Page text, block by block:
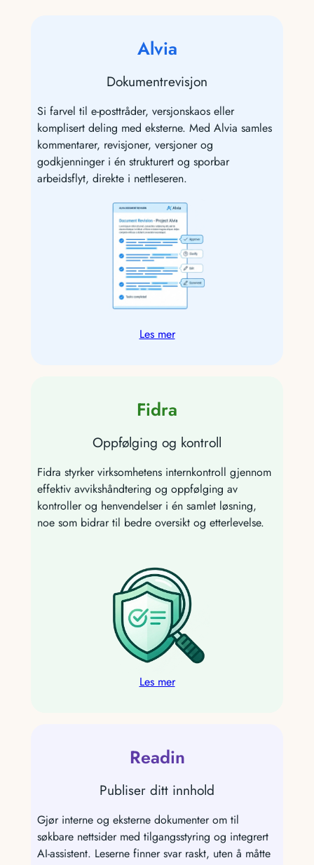
Alvia
Dokumentrevisjon
Si farvel til e-posttråder, versjonskaos eller
komplisert deling med eksterne. Med Alvia samles
kommentarer, revisjoner, versjoner og
godkjenninger i én strukturert og sporbar
arbeidsflyt, direkte i nettleseren.
Les mer
Fidra
Oppfølging og kontroll
Fidra styrker virksomhetens internkontroll gjennom
effektiv avvikshåndtering og oppfølging av
kontroller og henvendelser i én samlet løsning,
noe som bidrar til bedre oversikt og etterlevelse.
Les mer
Readin
Publiser ditt innhold
Gjør interne og eksterne dokumenter om til
søkbare nettsider med tilgangsstyring og integrert
AI-assistent. Leserne finner svar raskt, uten å måtte